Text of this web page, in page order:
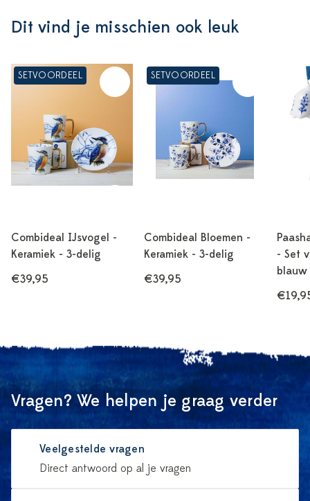
Dit vind je misschien ook leuk
SETVOORDEEL
Combideal IJsvogel -
Keramiek - 3-delig
€39,95
SETVOORDEEL
Combideal Bloemen -
Keramiek - 3-delig
€39,95
- Set
blauw
Vragen? We helpen je graag verder
Veelgestelde vragen
Direct antwoord op al je vragen